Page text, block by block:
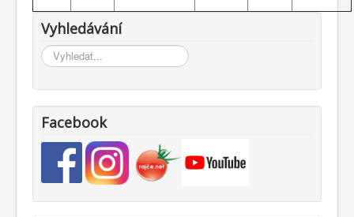
Vyhledávání
Vyhledávání...
Facebook